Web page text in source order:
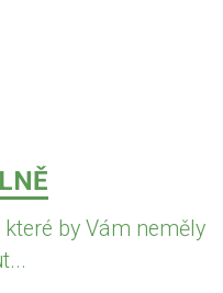
by Vám neměly